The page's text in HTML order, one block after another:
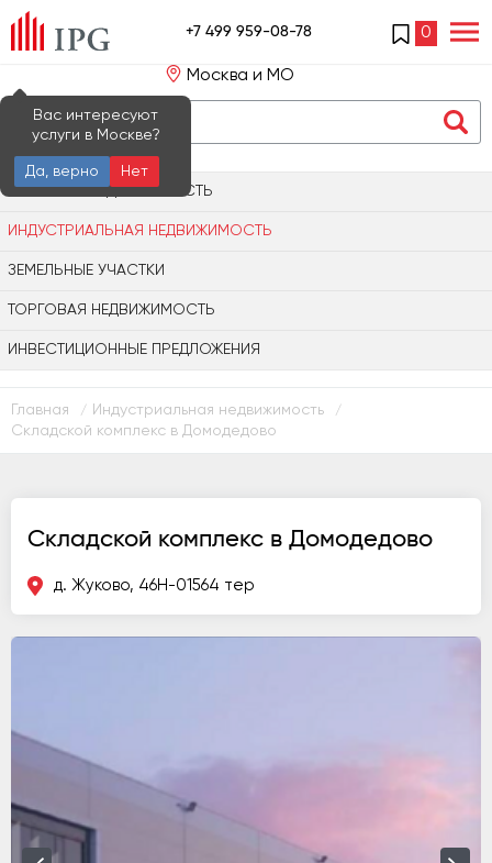
+7 499 959-08-78 0
Москва и МО
Вас интересуют
услуги в Москве?
Да, верно
Нет
ОФИСНАЯ НЕДВИЖИМОСТЬ
ИНДУСТРИАЛЬНАЯ НЕДВИЖИМОСТЬ
ЗЕМЕЛЬНЫЕ УЧАСТКИ
ТОРГОВАЯ НЕДВИЖИМОСТЬ
ИНВЕСТИЦИОННЫЕ ПРЕДЛОЖЕНИЯ
Главная / Индустриальная недвижимость /
Складской комплекс в Домодедово
Складской комплекс в Домодедово
д. Жуково, 46Н-01564 тер